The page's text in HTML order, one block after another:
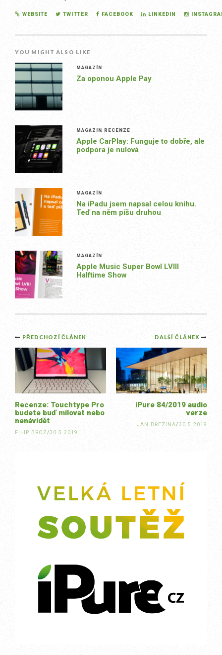
WEBSITE TWITTER FACEBOOK LINKEDIN
YOU MIGHT ALSO LIKE
MAGAZÍN
Za oponou Apple Pay
MAGAZÍN RECENZE
Apple CarPlay: Funguje to dobře, ale
podpora je nulová
MAGAZÍN
Na iPadu jsem napsal celou knihu.
Teď na něm píšu druhou
MAGAZÍN
Apple Music Super Bowl LVIII
Halftime Show
Post
navigation
DALŠÍ ČLÁNEK
iPure 84/2019 audio
verze
JAN BŘEZINA/30.5.2019
PŘEDCHOZÍ ČLÁNEK
Recenze: Touchtype Pro
budete buď milovat nebo
nenávidět
FILIP BROŽ/30.5.2019